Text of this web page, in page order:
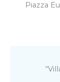
Piazza